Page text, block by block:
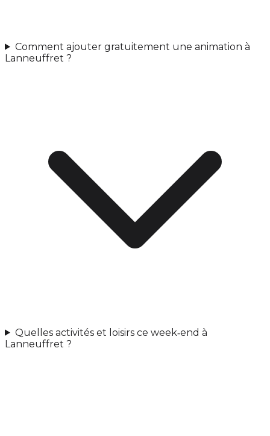
Comment ajouter gratuitement une animation à
Lanneuffret ?
Quelles activités et loisirs ce week‑end à
Lanneuffret ?